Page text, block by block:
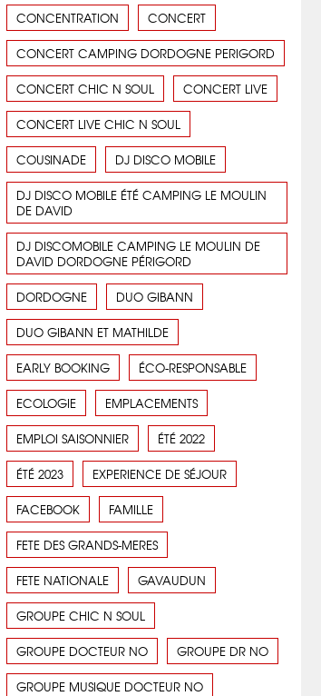
CONCENTRATION CONCERT
CONCERT CAMPING DORDOGNE PERIGORD
CONCERT CHIC N SOUL CONCERT LIVE
CONCERT LIVE CHIC N SOUL
COUSINADE DJ DISCO MOBILE
DJ DISCO MOBILE ÉTÉ CAMPING LE MOULIN
DE DAVID
DJ DISCOMOBILE CAMPING LE MOULIN DE
DAVID DORDOGNE PÉRIGORD
DORDOGNE DUO GIBANN
DUO GIBANN ET MATHILDE
EARLY BOOKING ÉCO-RESPONSABLE
ECOLOGIE EMPLACEMENTS
EMPLOI SAISONNIER ÉTÉ 2022
ÉTÉ 2023 EXPERIENCE DE SÉJOUR
FACEBOOK FAMILLE
FETE DES GRANDS-MERES
FETE NATIONALE GAVAUDUN
GROUPE CHIC N SOUL
GROUPE DOCTEUR NO GROUPE DR NO
GROUPE MUSIQUE DOCTEUR NO